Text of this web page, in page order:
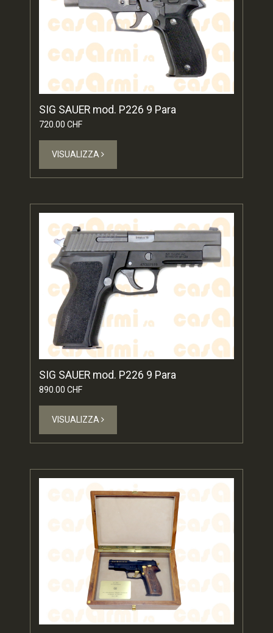
SIG SAUER mod. P226 9 Para
720.00 CHF
VISUALIZZA
SIG SAUER mod. P226 9 Para
890.00 CHF
VISUALIZZA